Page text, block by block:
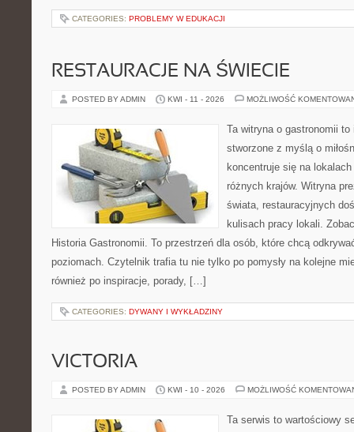
CATEGORIES: PROBLEMY W EDUKACJI
RESTAURACJE NA ŚWIECIE
POSTED BY ADMIN KWI - 11 - 2026 MOŻLIWOŚĆ
Ta witryna o gastronomii
stworzone z myślą o
koncentruje się na
różnych krajów. Witryna
świata, restauracyjnych
kulisach pracy lokali.
Historia Gastronomii. To przestrzeń dla osób, które chcą
poziomach. Czytelnik trafia tu nie tylko po pomysły na kolejne
również po inspiracje, porady, […]
CATEGORIES: DYWANY I WYKŁADZINY
VICTORIA
POSTED BY ADMIN KWI - 10 - 2026 MOŻLIWOŚĆ
Ta serwis to wartościowy